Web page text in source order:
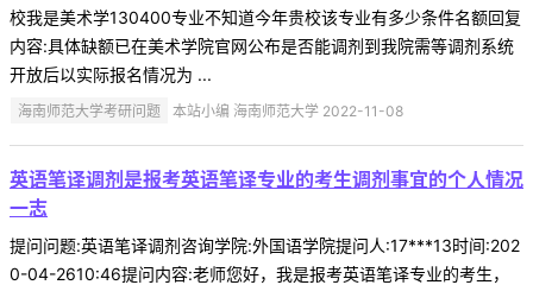
校我是美术学130400专业不知道今年贵校该专业有多少条件名额回复
内容:具体缺额已在美术学院官网公布是否能调剂到我院需等调剂系统
开放后以实际报名情况为 ...
海南师范大学考研问题 本站小编 海南师范大学 2022-11-08
英语笔译调剂是报考英语笔译专业的考生调剂事宜的个人情况
一志
提问问题:英语笔译调剂咨询学院:外国语学院提问人:17***13时间:202
0-04-2610:46提问内容:老师您好，我是报考英语笔译专业的考生，